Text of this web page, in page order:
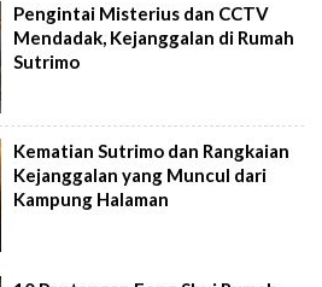
Pengintai Misterius dan CCTV
Mendadak, Kejanggalan di Rumah
Sutrimo
Kematian Sutrimo dan Rangkaian
Kejanggalan yang Muncul dari
Kampung Halaman